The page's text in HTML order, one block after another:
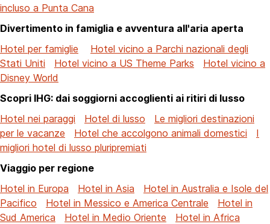
incluso a Punta Cana
Divertimento in famiglia e avventura all'aria aperta
Hotel per famiglie
Hotel vicino a Parchi nazionali degli
Stati Uniti
Hotel vicino a US Theme Parks
Hotel vicino a
Disney World
Scopri IHG: dai soggiorni accoglienti ai ritiri di lusso
Hotel nei paraggi
Hotel di lusso
Le migliori destinazioni
per le vacanze
Hotel che accolgono animali domestici
I
migliori hotel di lusso pluripremiati
Viaggio per regione
Hotel in Europa
Hotel in Asia
Hotel in Australia e Isole del
Pacifico
Hotel in Messico e America Centrale
Hotel in
Sud America
Hotel in Medio Oriente Hotel in Africa